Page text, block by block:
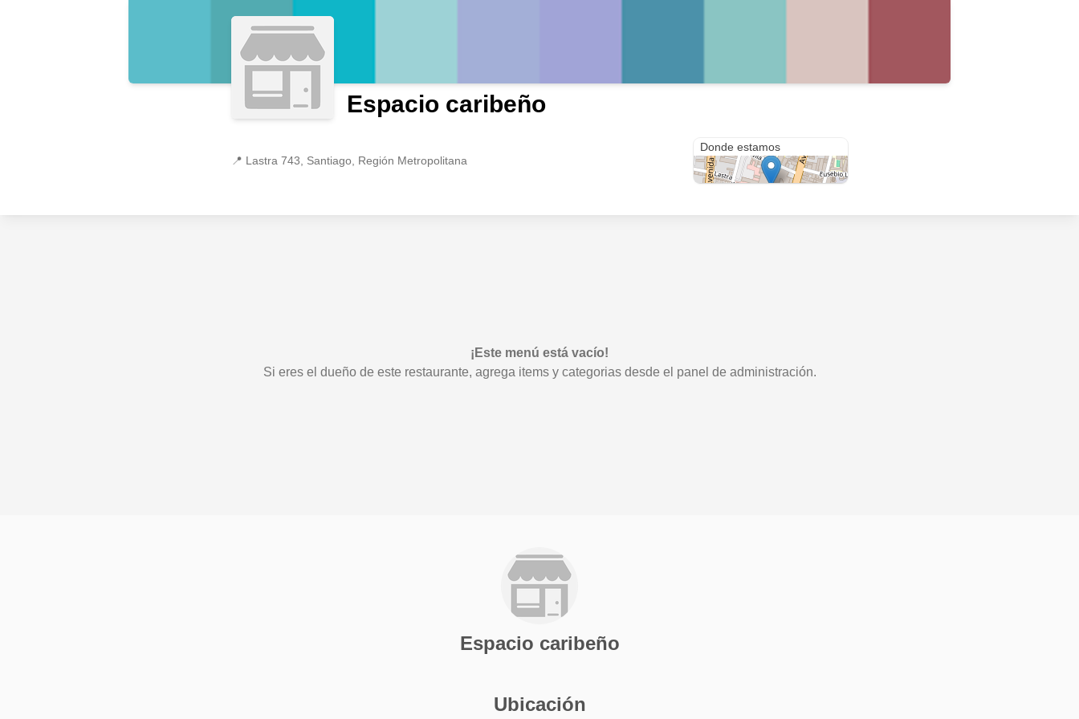
Espacio caribeño
📍 Lastra 743, Santiago, Región Metropolitana
Donde estamos
¡Este menú está vacío!
Si eres el dueño de este restaurante, agrega items y categorias desde el panel de administración.
Espacio caribeño
Ubicación